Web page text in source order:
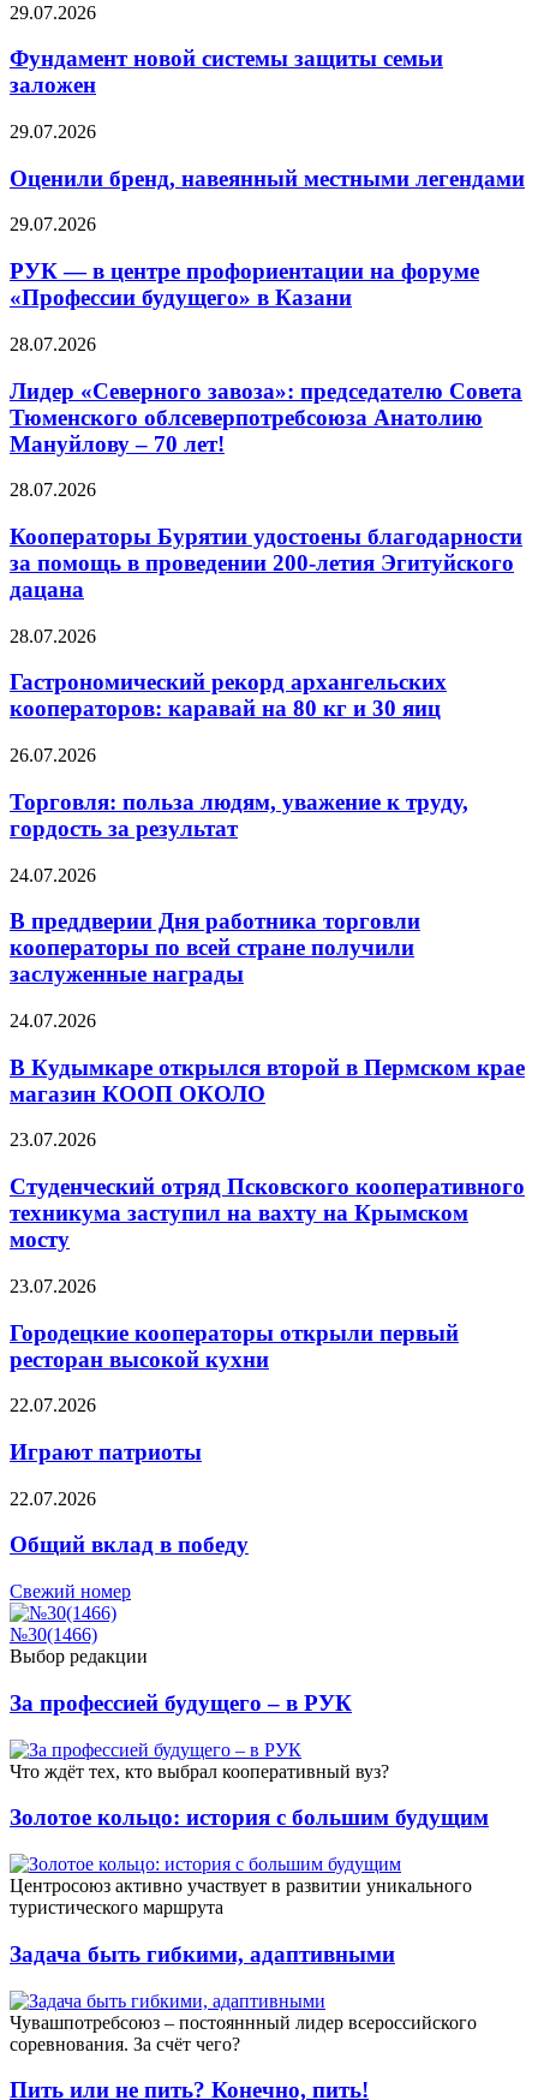
29.07.2026
Фундамент новой системы защиты семьи
заложен
29.07.2026
Оценили бренд, навеянный местными легендами
29.07.2026
РУК — в центре профориентации на форуме
«Профессии будущего» в Казани
28.07.2026
Лидер «Северного завоза»: председателю Совета
Тюменского облсеверпотребсоюза Анатолию
Мануйлову – 70 лет!
28.07.2026
Кооператоры Бурятии удостоены благодарности
за помощь в проведении 200-летия Эгитуйского
дацана
28.07.2026
Гастрономический рекорд архангельских
кооператоров: каравай на 80 кг и 30 яиц
26.07.2026
Торговля: польза людям, уважение к труду,
гордость за результат
24.07.2026
В преддверии Дня работника торговли
кооператоры по всей стране получили
заслуженные награды
24.07.2026
В Кудымкаре открылся второй в Пермском крае
магазин КООП ОКОЛО
23.07.2026
Студенческий отряд Псковского кооперативного
техникума заступил на вахту на Крымском
мосту
23.07.2026
Городецкие кооператоры открыли первый
ресторан высокой кухни
22.07.2026
Играют патриоты
22.07.2026
Общий вклад в победу
Свежий номер
№30(1466)
Выбор редакции
За профессией будущего – в РУК
Что ждёт тех, кто выбрал кооперативный вуз?
Золотое кольцо: история с большим будущим
Центросоюз активно участвует в развитии уникального
туристического маршрута
Задача быть гибкими, адаптивными
Чувашпотребсоюз – постояннный лидер всероссийского
соревнования. За счёт чего?
Пить или не пить? Конечно, пить!